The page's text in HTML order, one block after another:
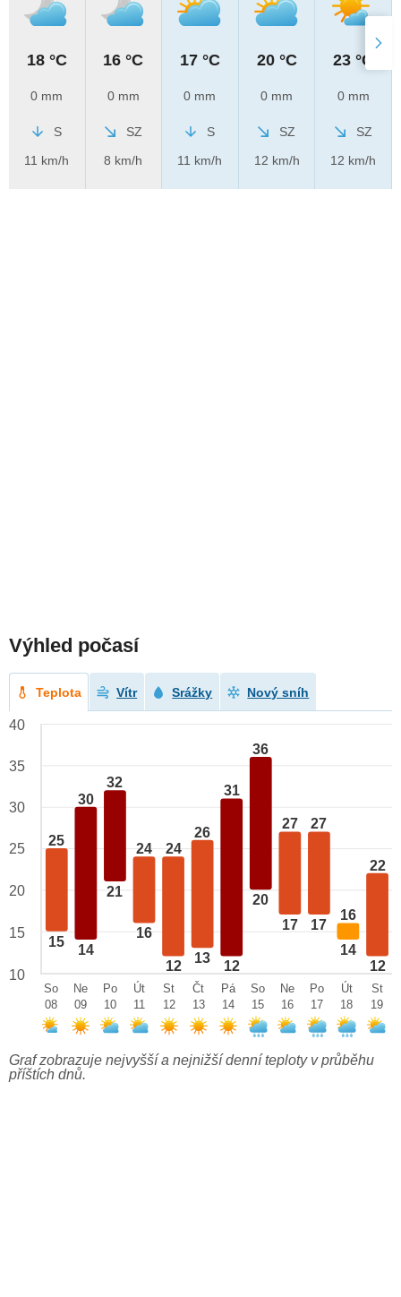
18 °C
0 mm
S
11 km/h
16 °C
0 mm
SZ
8 km/h
17 °C
0 mm
S
11 km/h
20 °C
0 mm
SZ
12 km/h
23 °C
0 mm
SZ
12 km/h
Výhled počasí
Teplota Vítr Srážky Nový sníh
25
15
30
14
32
21
24
16
24
12
26
13
31
12
36
20
27
17
27
17
16
14
22
12
40
35
30
25
20
15
10
So
08
Ne
09
Po
10
Út
11
St
12
Čt
13
Pá
14
So
15
Ne
16
Po
17
Út
18
St
19
Graf zobrazuje nejvyšší a nejnižší denní teploty v průběhu
příštích dnů.